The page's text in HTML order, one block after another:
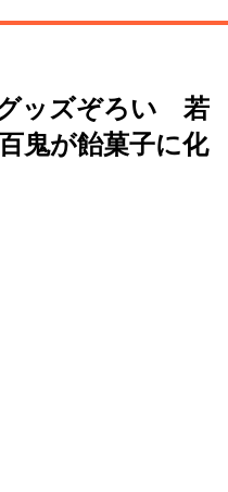
グッズぞろい 若
鬼が飴菓子に化